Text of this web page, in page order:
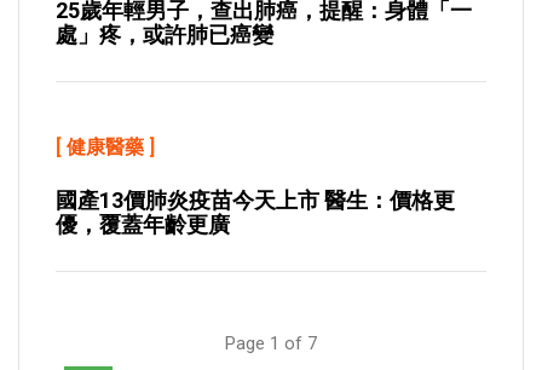
25歲年輕男子，查出肺癌，提醒：身體「一
處」疼，或許肺已癌變
[ 健康醫藥 ]
國產13價肺炎疫苗今天上市 醫生：價格更
優，覆蓋年齡更廣
Page 1 of 7